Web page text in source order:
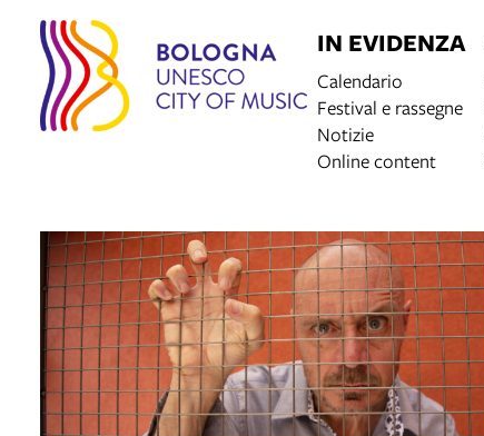
IN EVIDENZA
Calendario
Festival e rassegne
Notizie
Online content